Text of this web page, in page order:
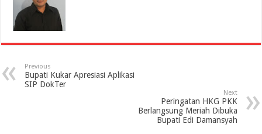
Previous
Bupati Kukar Apresiasi Aplikasi
SIP DokTer
Next
Peringatan HKG PKK
Berlangsung Meriah Dibuka
Bupati Edi Damansyah